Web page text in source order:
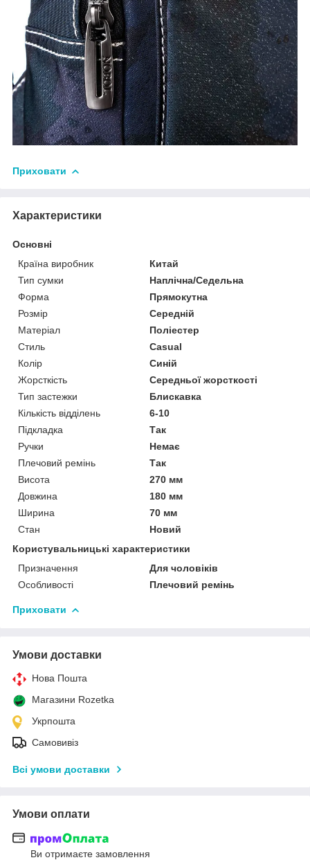
Приховати
Характеристики
Основні
Країна виробник
Китай
Тип сумки
Наплічна/Седельна
Форма
Прямокутна
Розмір
Середній
Матеріал
Поліестер
Стиль
Casual
Колір
Синій
Жорсткість
Середньої жорсткості
Тип застежки
Блискавка
Кількість відділень
6-10
Підкладка
Так
Ручки
Немає
Плечовий ремінь
Так
Висота
270 мм
Довжина
180 мм
Ширина
70 мм
Стан
Новий
Користувальницькі характеристики
Призначення
Для чоловіків
Особливості
Плечовий ремінь
Приховати
Умови доставки
Нова Пошта
Магазини Rozetka
Укрпошта
Самовивіз
Всі умови доставки
Умови оплати
Ви отримаєте замовлення